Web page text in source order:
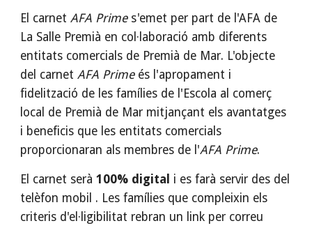
El carnet AFA Prime s'emet per part de l'AFA de
La Salle Premià en col·laboració amb diferents
entitats comercials de Premià de Mar. L'objecte
del carnet AFA Prime és l'apropament i
fidelització de les famílies de l'Escola al comerç
local de Premià de Mar mitjançant els avantatges
i beneficis que les entitats comercials
proporcionaran als membres de l'AFA Prime.
El carnet serà 100% digital i es farà servir des del
telèfon mobil . Les famílies que compleixin els
criteris d'el·ligibilitat rebran un link per correu